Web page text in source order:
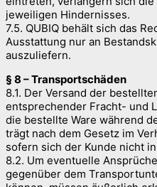
jeweiligen Hindernisses.
7.5. QUBIQ behält sich das
Ausstattung nur an
auszuliefern.
§ 8 – Transportschäden
8.1. Der Versand der
entsprechender Fracht- und
die bestellte Ware während
trägt nach dem Gesetz im
sofern sich der Kunde nicht
8.2. Um eventuelle
gegenüber dem